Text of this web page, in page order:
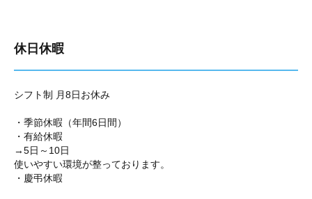
休日休暇
シフト制 月8日お休み
・季節休暇（年間6日間）
・有給休暇
→5日～10日
使いやすい環境が整っております。
・慶弔休暇